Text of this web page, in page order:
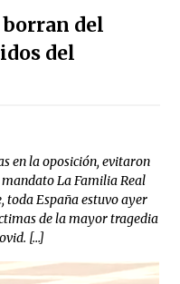
borran del
del
en la oposición, evitaron
La Familia Real
toda España estuvo ayer
de la mayor tragedia
[…]